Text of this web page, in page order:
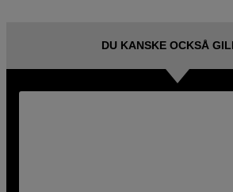
DU KANSKE OCKSÅ